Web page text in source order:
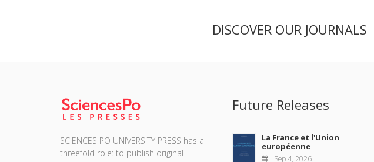
DISCOVER OUR JOURNALS
SCIENCES PO UNIVERSITY PRESS has a
threefold role: to publish original
Future Releases
La France et l'Union
européenne
Sep 4, 2026